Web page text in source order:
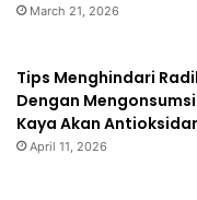
March 21, 2026
Tips Menghindari
Dengan
Kaya Akan
April 11, 2026